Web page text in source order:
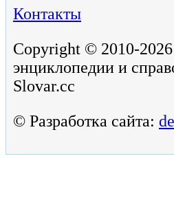
Контакты
Copyright © 2010-
энциклопедии и
Slovar.cc
© Разработка сайта: